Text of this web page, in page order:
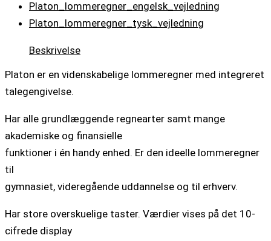
Platon_lommeregner_engelsk_vejledning
Platon_lommeregner_tysk_vejledning
Beskrivelse
Platon er en videnskabelige lommeregner med integreret
talegengivelse.
Har alle grundlæggende regnearter samt mange
akademiske og finansielle
funktioner i én handy enhed. Er den ideelle lommeregner
til
gymnasiet, videregående uddannelse og til erhverv.
Har store overskuelige taster. Værdier vises på det 10-
cifrede display